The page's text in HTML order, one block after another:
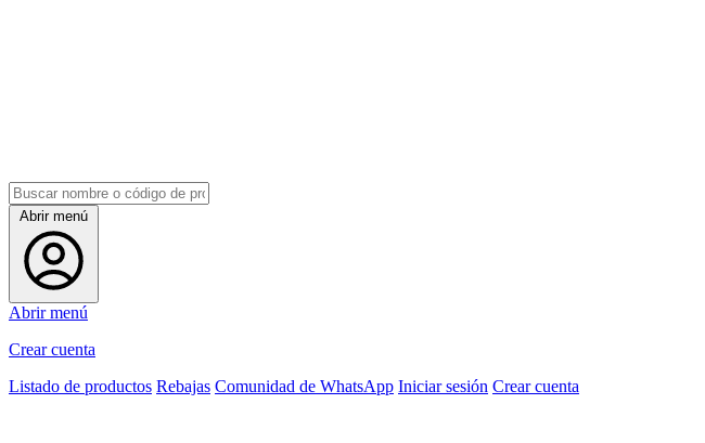
Abrir menú
Abrir menú
Crear cuenta
Listado de productos Rebajas Comunidad de WhatsApp Iniciar sesión Crear cuenta